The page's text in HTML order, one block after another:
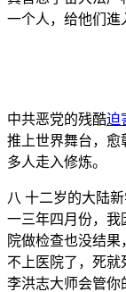
一个人，给他们進
中共恶党的残酷迫
推上世界舞台，愈
多人走入修炼。
八 十二岁的大陆
一三年四月份，我
院做检查也没结
不上医院了，死就
李洪志大师会管你